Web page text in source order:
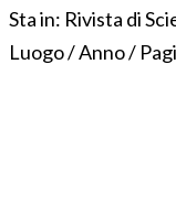
Sta in: Rivista di
Luogo / Anno /